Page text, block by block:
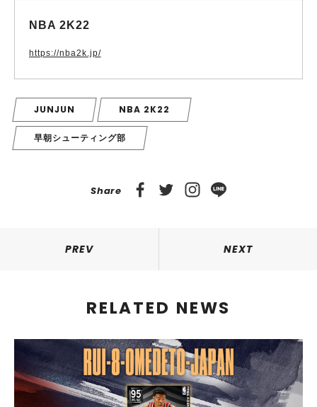
NBA 2K22
https://nba2k.jp/
JUNJUN NBA 2K22
早朝シューティング部
Share
PREV NEXT
RELATED NEWS